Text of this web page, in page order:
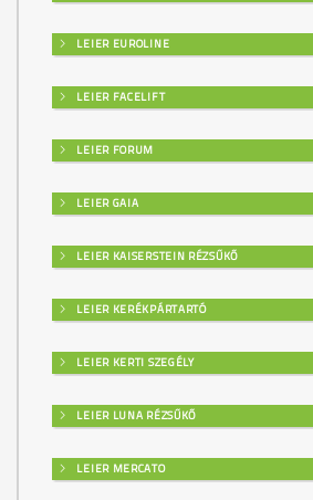
LEIER EUROLINE
LEIER FACELIFT
LEIER FORUM
LEIER GAIA
LEIER KAISERSTEIN RÉZSŰKŐ
LEIER KERÉKPÁRTARTÓ
LEIER KERTI SZEGÉLY
LEIER LUNA RÉZSŰKŐ
LEIER MERCATO